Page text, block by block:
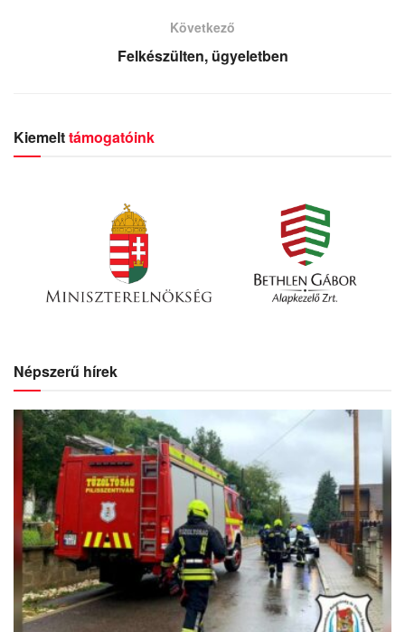
Következő
Felkészülten, ügyeletben
Kiemelttámogatóink
Népszerű hírek